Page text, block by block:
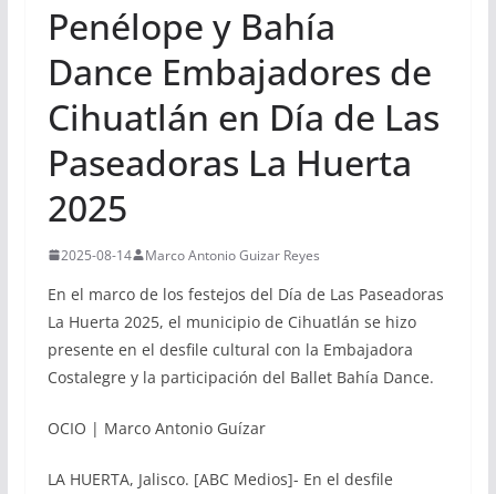
Penélope y Bahía
Dance Embajadores de
Cihuatlán en Día de Las
Paseadoras La Huerta
2025
2025-08-14 Marco Antonio Guizar Reyes
En el marco de los festejos del Día de Las Paseadoras
La Huerta 2025, el municipio de Cihuatlán se hizo
presente en el desfile cultural con la Embajadora
Costalegre y la participación del Ballet Bahía Dance.
OCIO | Marco Antonio Guízar
LA HUERTA, Jalisco. [ABC Medios]- En el desfile